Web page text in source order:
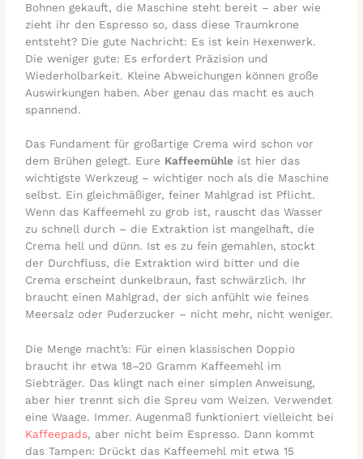
Bohnen gekauft, die Maschine steht bereit – aber wie
zieht ihr den Espresso so, dass diese Traumkrone
entsteht? Die gute Nachricht: Es ist kein Hexenwerk.
Die weniger gute: Es erfordert Präzision und
Wiederholbarkeit. Kleine Abweichungen können große
Auswirkungen haben. Aber genau das macht es auch
spannend.
Das Fundament für großartige Crema wird schon vor
dem Brühen gelegt. Eure Kaffeemühle ist hier das
wichtigste Werkzeug – wichtiger noch als die Maschine
selbst. Ein gleichmäßiger, feiner Mahlgrad ist Pflicht.
Wenn das Kaffeemehl zu grob ist, rauscht das Wasser
zu schnell durch – die Extraktion ist mangelhaft, die
Crema hell und dünn. Ist es zu fein gemahlen, stockt
der Durchfluss, die Extraktion wird bitter und die
Crema erscheint dunkelbraun, fast schwärzlich. Ihr
braucht einen Mahlgrad, der sich anfühlt wie feines
Meersalz oder Puderzucker – nicht mehr, nicht weniger.
Die Menge macht’s: Für einen klassischen Doppio
braucht ihr etwa 18–20 Gramm Kaffeemehl im
Siebträger. Das klingt nach einer simplen Anweisung,
aber hier trennt sich die Spreu vom Weizen. Verwendet
eine Waage. Immer. Augenmaß funktioniert vielleicht bei
Kaffeepads, aber nicht beim Espresso. Dann kommt
das Tampen: Drückt das Kaffeemehl mit etwa 15